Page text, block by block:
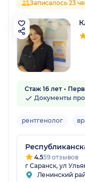
Записалось 23
Стаж 16 лет
Документы
рентгенолог
4.559 отзывов
г Саранск, ул
Ленинский